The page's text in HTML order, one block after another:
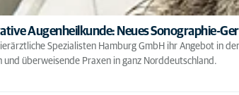
Augenheilkunde: Neues Sonographie-
Spezialisten Hamburg GmbH ihr Angebot in
überweisende Praxen in ganz Norddeutschland.